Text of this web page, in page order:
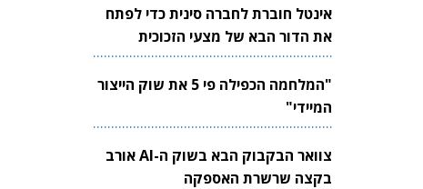
אינטל חוברת לחברה סינית כדי לפתח
את הדור הבא של מצעי הזכוכית
לשבבים
"המלחמה הכפילה פי 5 את שוק הייצור
המיידי"
צוואר הבקבוק הבא בשוק ה-AI אורב
בקצה שרשרת האספקה